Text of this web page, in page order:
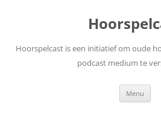
Hoorspelcast is een initiatief om oude
podcast medium te
Menu